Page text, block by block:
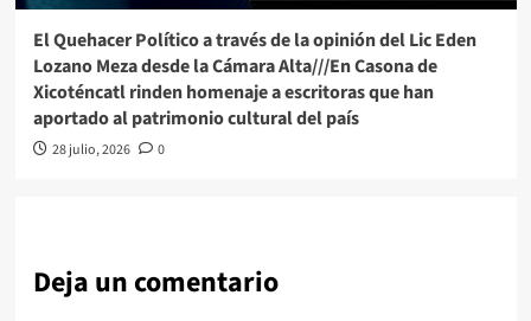
El Quehacer Político a través de la opinión del Lic Eden
Lozano Meza desde la Cámara Alta///En Casona de
Xicoténcatl rinden homenaje a escritoras que han
aportado al patrimonio cultural del país
28 julio, 2026 0
Deja un comentario